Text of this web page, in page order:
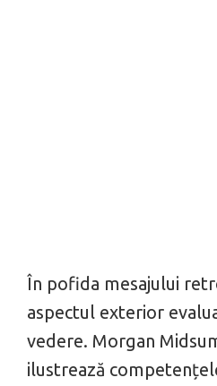
În pofida mesajului
aspectul exterior
vedere. Morgan
ilustrează